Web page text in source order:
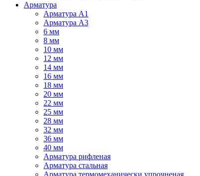
Арматура
Арматура А1
Арматура А3
6 мм
8 мм
10 мм
12 мм
14 мм
16 мм
18 мм
20 мм
22 мм
25 мм
28 мм
32 мм
36 мм
40 мм
Арматура рифленая
Арматура стальная
Арматура термомеханически упрочненая